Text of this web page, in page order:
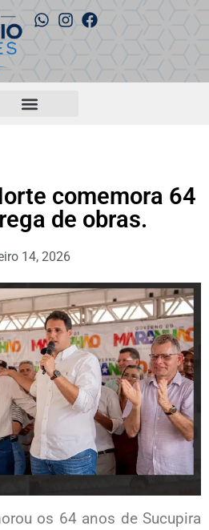
comemora 64
de obras.
14, 2026
os 64 anos de Sucupira